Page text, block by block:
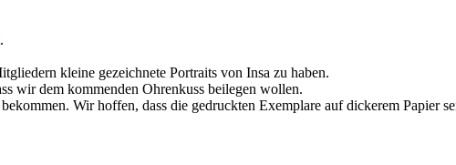
kleine gezeichnete Portraits von Insa zu haben.
wir dem kommenden Ohrenkuss beilegen wollen.
Wir hoffen, dass die gedruckten Exemplare auf dickerem Papier